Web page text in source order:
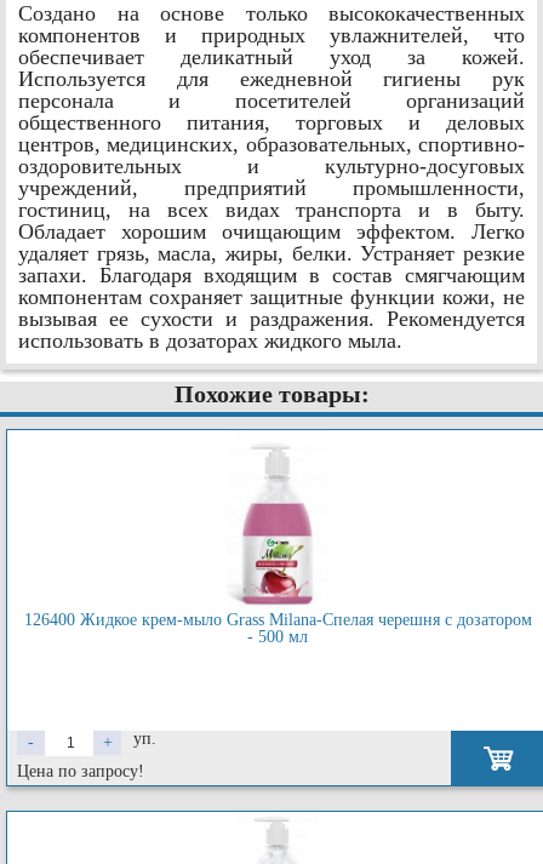
Cоздано на основе только высококачественных
компонентов и природных увлажнителей, что
обеспечивает деликатный уход за кожей.
Используется для ежедневной гигиены рук
персонала и посетителей организаций
общественного питания, торговых и деловых
центров, медицинских, образовательных, спортивно-
оздоровительных и культурно-досуговых
учреждений, предприятий промышленности,
гостиниц, на всех видах транспорта и в быту.
Обладает хорошим очищающим эффектом. Легко
удаляет грязь, масла, жиры, белки. Устраняет резкие
запахи. Благодаря входящим в состав смягчающим
компонентам сохраняет защитные функции кожи, не
вызывая ее сухости и раздражения. Рекомендуется
использовать в дозаторах жидкого мыла.
Похожие товары:
126400 Жидкое крем-мыло Grass Milana-Спелая черешня с дозатором
- 500 мл
- +
уп.
Цена по запросу!